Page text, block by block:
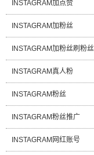
INSTAGRAM加点赞
INSTAGRAM加粉丝
INSTAGRAM加粉丝刷粉丝
INSTAGRAM真人粉
INSTAGRAM粉丝
INSTAGRAM粉丝推广
INSTAGRAM网红账号